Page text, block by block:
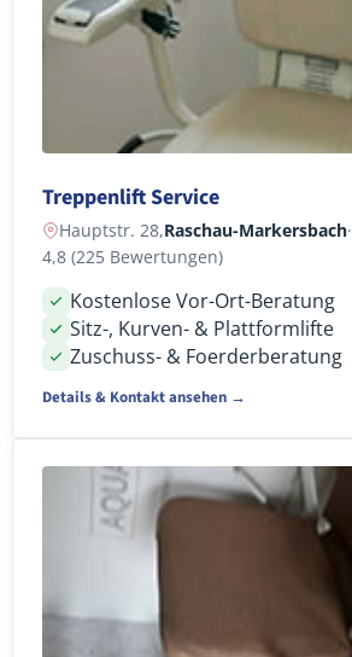
Treppenlift Service
Hauptstr. 28,Raschau-Markersbach·
4,8 (225 Bewertungen)
Kostenlose Vor-Ort-Beratung
Sitz-, Kurven- & Plattformlifte
Zuschuss- & Foerderberatung
Details & Kontakt ansehen →